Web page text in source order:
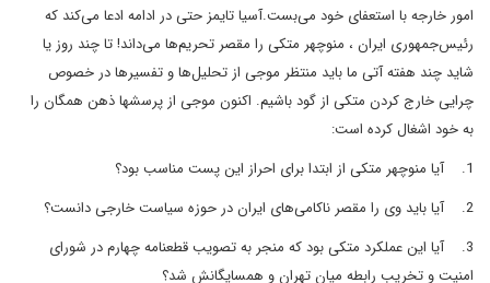
امور خارجه با استعفاى خود مى‌بست.آسيا تايمز حتى در ادامه ادعا مى‌کند که
رئيس‌جمهورى ايران ، منوچهر متکى را مقصر تحريم‌ها مى‌داند! تا چند روز يا
شايد چند هفته آتى ما بايد منتظر موجى از تحليل‌ها و تفسيرها در خصوص
چرايى خارج کردن متکى از گود باشيم. اکنون موجى از پرسشها ذهن همگان را
به خود اشغال کرده است:
1.
آيا منوچهر متکى از ابتدا براى احراز اين پست مناسب بود؟
2.
آيا بايد وى را مقصر ناکامى‌هاى ايران در حوزه سياست خارجى دانست؟
3.
آيا اين عملکرد متکى بود که منجر به تصويب قطعنامه چهارم در شوراى
امنيت و تخريب رابطه ميان تهران و همسايگانش شد؟